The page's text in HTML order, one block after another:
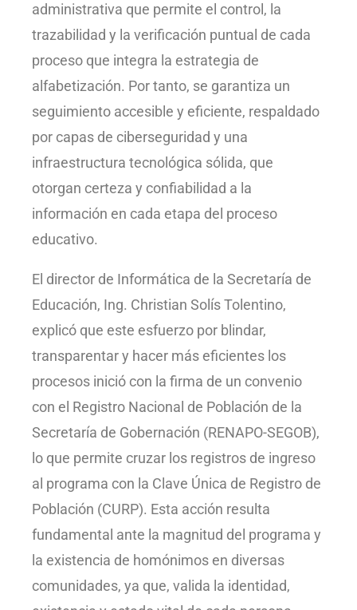
administrativa que permite el control, la
trazabilidad y la verificación puntual de cada
proceso que integra la estrategia de
alfabetización. Por tanto, se garantiza un
seguimiento accesible y eficiente, respaldado
por capas de ciberseguridad y una
infraestructura tecnológica sólida, que
otorgan certeza y confiabilidad a la
información en cada etapa del proceso
educativo.
El director de Informática de la Secretaría de
Educación, Ing. Christian Solís Tolentino,
explicó que este esfuerzo por blindar,
transparentar y hacer más eficientes los
procesos inició con la firma de un convenio
con el Registro Nacional de Población de la
Secretaría de Gobernación (RENAPO-SEGOB),
lo que permite cruzar los registros de ingreso
al programa con la Clave Única de Registro de
Población (CURP). Esta acción resulta
fundamental ante la magnitud del programa y
la existencia de homónimos en diversas
comunidades, ya que, valida la identidad,